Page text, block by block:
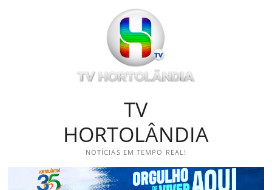
TV
HORTOLÂNDIA
NOTÍCIAS EM TEMPO REAL!